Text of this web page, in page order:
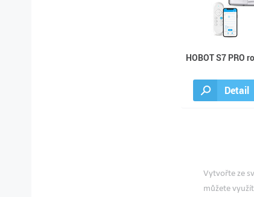
HOBOT S7 PRO
Detail
Vytvořte ze
můžete